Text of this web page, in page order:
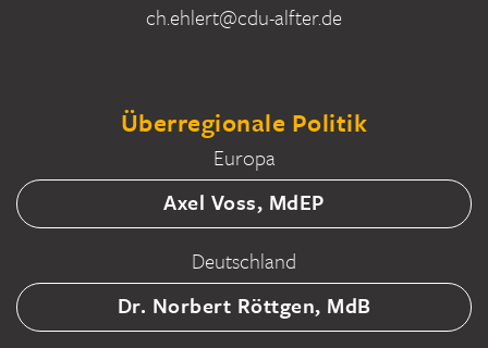
ch.ehlert@cdu-alfter.de
Überregionale Politik
Europa
Axel Voss, MdEP
Deutschland
Dr. Norbert Röttgen, MdB